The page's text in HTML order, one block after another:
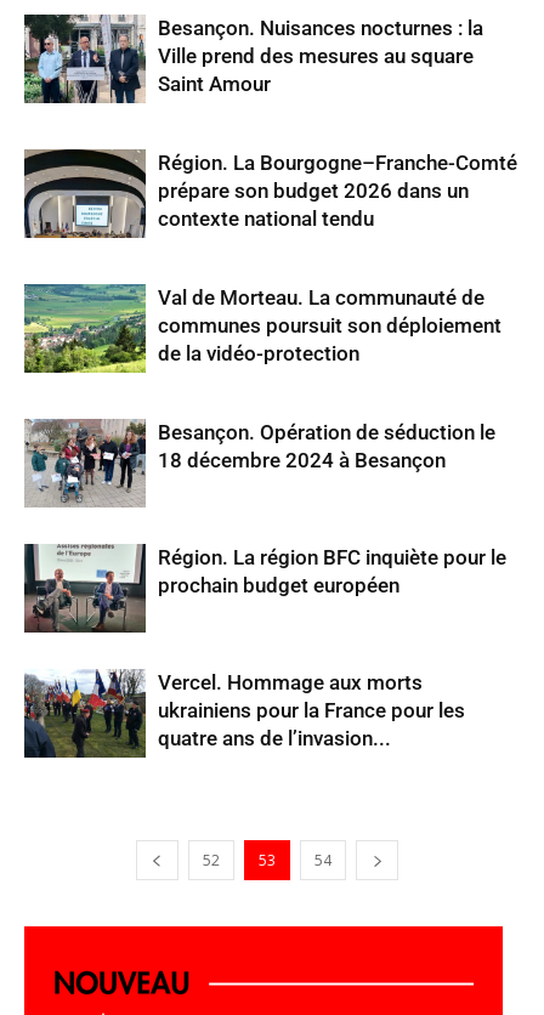
Besançon. Nuisances nocturnes : la
Ville prend des mesures au square
Saint Amour
Région. La Bourgogne–Franche-Comté
prépare son budget 2026 dans un
contexte national tendu
Val de Morteau. La communauté de
communes poursuit son déploiement
de la vidéo-protection
Besançon. Opération de séduction le
18 décembre 2024 à Besançon
Région. La région BFC inquiète pour le
prochain budget européen
Vercel. Hommage aux morts
ukrainiens pour la France pour les
quatre ans de l’invasion...
52 53 54